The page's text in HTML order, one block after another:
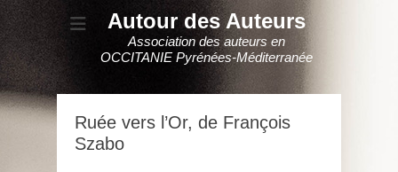
Autour des Auteurs
Association des auteurs en
OCCITANIE Pyrénées-Méditerranée
Ruée vers l’Or, de François
Szabo